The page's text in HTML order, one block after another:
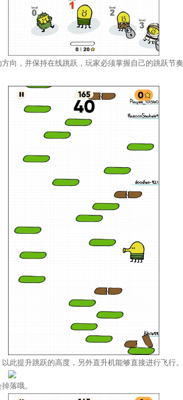
向，并保持在线跳跃，玩家必须掌握自己的跳跃节
此提升跳跃的高度，另外直升机能够直接进行飞行。
落哦。